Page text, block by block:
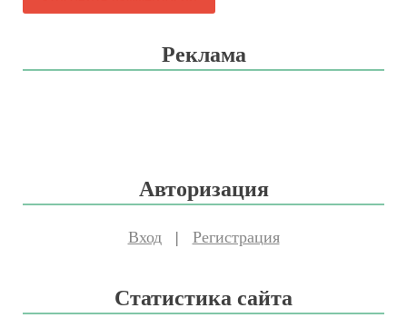
Реклама
Авторизация
Вход| Регистрация
Статистика сайта